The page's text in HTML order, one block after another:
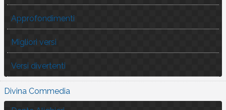
Approfondimenti
Migliori versi
Versi divertenti
Divina Commedia